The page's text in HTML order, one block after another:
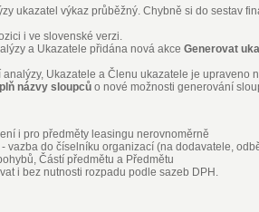
ukazatel výkaz průběžný. Chybně si do sestav
i ve slovenské verzi.
a Ukazatele přidána nová akce Generovat
Ukazatele a Členu ukazatele je upraveno
názvy sloupců o nové možnosti generování
i pro předměty leasingu nerovnoměrně
vazba do číselníku organizací (na dodavatele,
Částí předmětu a Předmětu
i bez nutnosti rozpadu podle sazeb DPH.